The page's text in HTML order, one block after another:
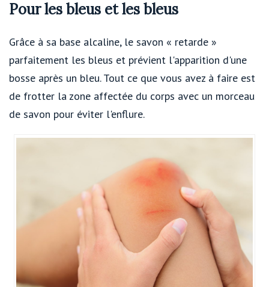
Pour les bleus et les bleus
Grâce à sa base alcaline, le savon « retarde »
parfaitement les bleus et prévient l'apparition d'une
bosse après un bleu. Tout ce que vous avez à faire est
de frotter la zone affectée du corps avec un morceau
de savon pour éviter l'enflure.